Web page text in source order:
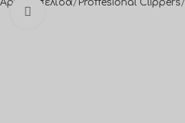
Αρχική σελίδα Proffesional Clippers